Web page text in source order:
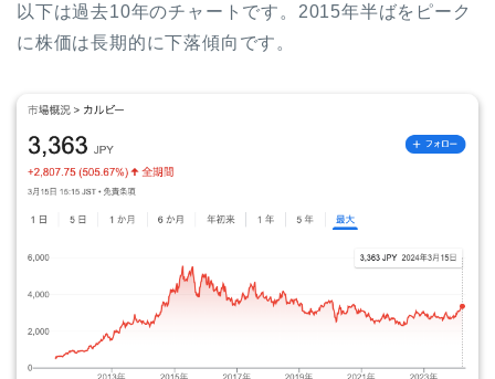
以下は過去10年のチャートです。2015年半ばをピーク
に株価は長期的に下落傾向です。